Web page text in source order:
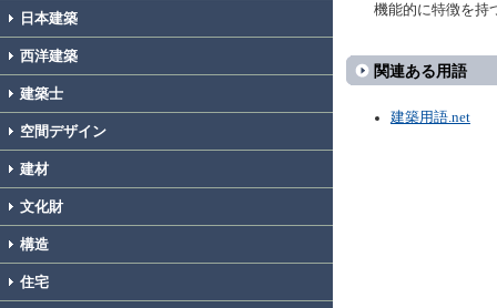
日本建築
西洋建築
建築士
空間デザイン
建材
文化財
構造
住宅
機能的に特徴を持
関連ある用語
建築用語.net